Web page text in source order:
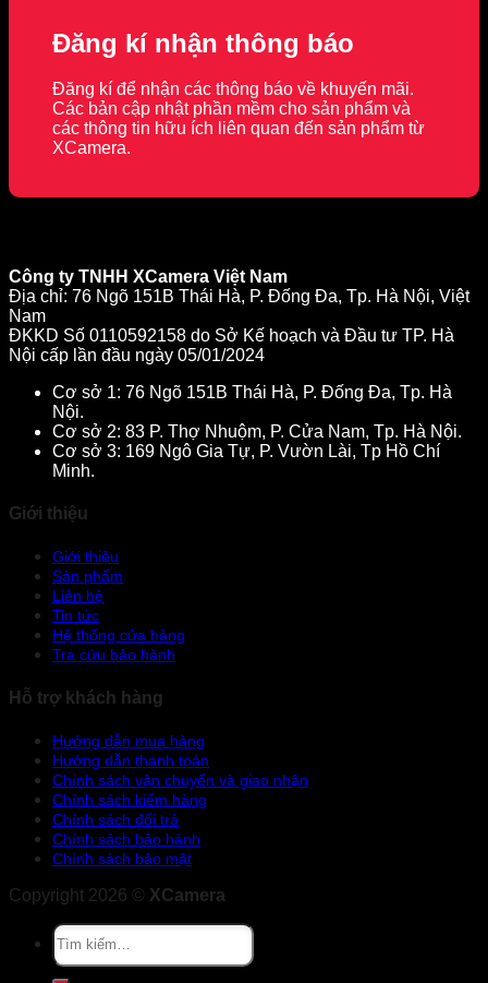
Đăng kí nhận thông báo
Đăng kí để nhận các thông báo về khuyến mãi.
Các bản cập nhật phần mềm cho sản phẩm và
các thông tin hữu ích liên quan đến sản phẩm từ
XCamera.
Công ty TNHH XCamera Việt Nam
Địa chỉ: 76 Ngõ 151B Thái Hà, P. Đống Đa, Tp. Hà Nội, Việt
Nam
ĐKKD Số 0110592158 do Sở Kế hoạch và Đầu tư TP. Hà
Nội cấp lần đầu ngày 05/01/2024
Cơ sở 1: 76 Ngõ 151B Thái Hà, P. Đống Đa, Tp. Hà
Nội.
Cơ sở 2: 83 P. Thợ Nhuộm, P. Cửa Nam, Tp. Hà Nội.
Cơ sở 3: 169 Ngô Gia Tự, P. Vườn Lài, Tp Hồ Chí
Minh.
Giới thiệu
Giới thiệu
Sản phẩm
Liên hệ
Tin tức
Hệ thống cửa hàng
Tra cứu bảo hành
Hỗ trợ khách hàng
Hướng dẫn mua hàng
Hướng dẫn thanh toán
Chính sách vận chuyển và giao nhận
Chính sách kiểm hàng
Chính sách đổi trả
Chính sách bảo hành
Chính sách bảo mật
Copyright 2026 © XCamera
Tìm
kiếm: